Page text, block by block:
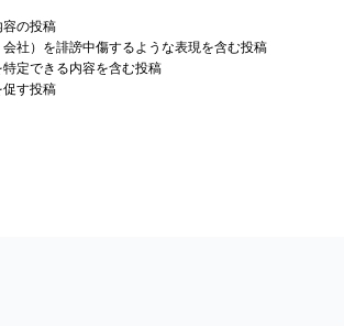
の投稿
社）を誹謗中傷するような表現を含む投稿
定できる内容を含む投稿
す投稿